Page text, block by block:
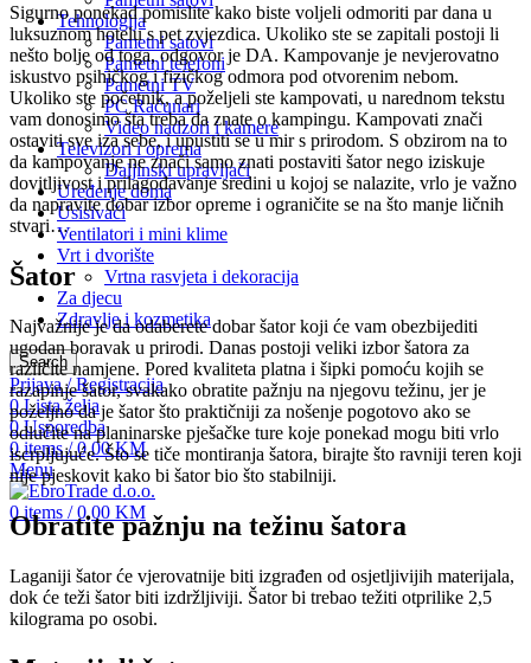
Tehnologija
Pametni satovi
Pametni telefoni
Pametni TV
PC Računari
Video nadzori i kamere
Televizori i oprema
Daljinski upravljači
Uređenje doma
Usisivači
Ventilatori i mini klime
Vrt i dvorište
Vrtna rasvjeta i dekoracija
Za djecu
Zdravlje i kozmetika
Search
Prijava / Registracija
0Lista želja
0 Usporedba
0items / 0,00KM
Menu
0items / 0,00 KM
Sigurno ponekad pomislite kako biste voljeli odmoriti par dana u
luksuznom hotelu s pet zvjezdica. Ukoliko ste se zapitali postoji li
nešto bolje od toga, odgovor je DA. Kampovanje je nevjerovatno
iskustvo psihičkog i fizičkog odmora pod otvorenim nebom.
Ukoliko ste početnik, a poželjeli ste kampovati, u narednom tekstu
vam donosimo šta treba da znate o kampingu. Kampovati znači
ostaviti sve iza sebe, i upustiti se u mir s prirodom. S obzirom na to
da kampovanje ne znači samo znati postaviti šator nego iziskuje
dovitljivost i prilagođavanje sredini u kojoj se nalazite, vrlo je važno
da napravite dobar izbor opreme i ograničite se na što manje ličnih
stvari…
Šator
Najvažnije je da odaberete dobar šator koji će vam obezbijediti
ugodan boravak u prirodi. Danas postoji veliki izbor šatora za
različite namjene. Pored kvaliteta platna i šipki pomoću kojih se
razapinje šator, svakako obratite pažnju na njegovu težinu, jer je
poželjno da je šator što praktičniji za nošenje pogotovo ako se
odlučite na planinarske pješačke ture koje ponekad mogu biti vrlo
iscrpljujuće. Što se tiče montiranja šatora, birajte što ravniji teren koji
nije pjeskovit kako bi šator bio što stabilniji.
Obratite pažnju na težinu šatora
Laganiji šator će vjerovatnije biti izgrađen od osjetljivijih materijala,
dok će teži šator biti izdržljiviji. Šator bi trebao težiti otprilike 2,5
kilograma po osobi.